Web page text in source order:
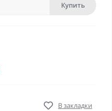
Купить
В закладки